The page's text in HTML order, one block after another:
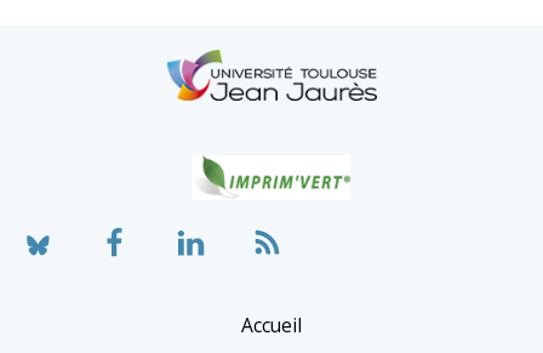
Accueil